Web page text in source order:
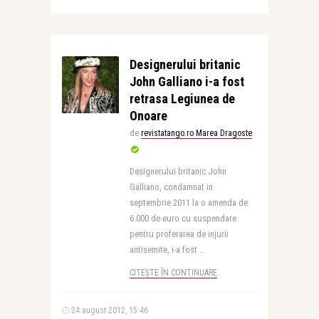
Designerului britanic
John Galliano i-a fost
retrasa Legiunea de
Onoare
de revistatango.ro Marea Dragoste
Designerului britanic John
Galliano, condamnat in
septembrie 2011 la o amenda de
6.000 de euro cu suspendare
pentru proferarea de injurii
antisemite, i-a fost ..
CITEȘTE ÎN CONTINUARE
24 august 2012, 15:46